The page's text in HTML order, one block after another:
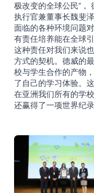
极改变的全球公民”，
执行官兼董事长魏斐
面临的各种环境问题
有责任培养能在全球
这种责任对我们来说
方式的契机。德威的
校与学生合作的产物
了自己的学习体验。
在亚洲我们所有的学
还赢得了一项世界纪